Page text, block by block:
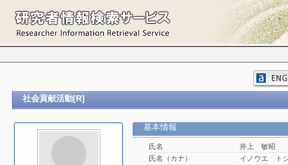
社会貢献活動[R]
基本情報
氏名
井上 敏昭
氏名（カナ）
イノウエ ト